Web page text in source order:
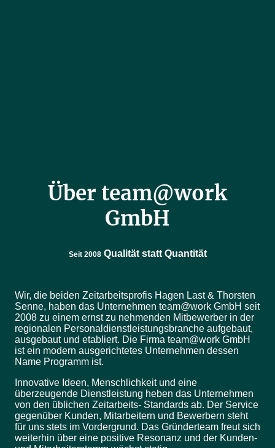
Über team@work
GmbH
Seit 2008Qualität statt Quantität
Wir, die beiden Zeitarbeitsprofis Hagen Last & Thorsten
Senne, haben das Unternehmen team@work GmbH seit
2008 zu einem ernst zu nehmenden Mitbewerber in der
regionalen Personaldienstleistungsbranche aufgebaut,
ausgebaut und etabliert. Die Firma team@work GmbH
ist ein modern ausgerichtetes Unternehmen dessen
Name Programm ist.
Innovative Ideen, Menschlichkeit und eine
überzeugende Dienstleistung heben das Unternehmen
von den üblichen Zeitarbeits- Standards ab. Der Service
gegenüber Kunden, Mitarbeitern und Bewerbern steht
für uns stets im Vordergrund. Das Gründerteam freut sich
weiterhin über eine positive Resonanz und der Kunden-